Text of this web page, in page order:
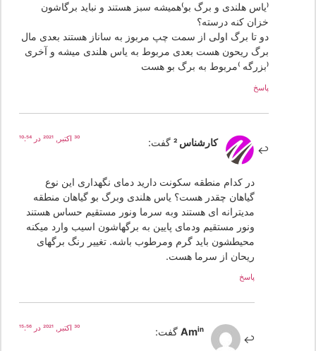
(یاس هلندی و برگ بو)همیشه سبز هستند و نباید برگاشون
خزان کنه درسته؟
دو تا برگ اولی از سمت چپ مربوز به ساناز هستند بعدی مال
برگ ریحون هست بعدی مربوط به یاس هلندی میشه و آخری
(بزرگه )مربوط به برگ بو هست
کارشناس 2 گفت:
در کدام منطقه سکونت دارید دمای نگهداری این نوع
گیاهان چقدر هست؟ یاس هلندی وبرگ بو گیاهان منطقه
مدیترانه ای هستند وبه سرما ونور مستقیم حساس هستند
ونور مستقیم ودمای پایین به برگهاشون اسیب وارد میکنه
محیطشون باید گرم ومرطوب باشه. تغییر رنگ برگهای
ریحان از سرما هست.
Amin گفت: